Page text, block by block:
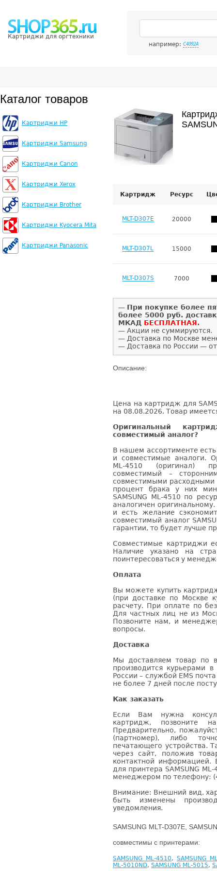
Картриджи для оргтехники
например: C4092A
Каталог товаров
Картриджи HP
Картриджи Samsung
Картриджи Canon
Картриджи Xerox
Картриджи Brother
Картриджи Kyocera Mita
Картриджи Panasonic
Картридж Ресурс
MLT-D307E 20000
MLT-D307L 15000
MLT-D307S 7000
— При покупке более
более 5000 руб.
МКАД БЕСПЛАТНАЯ.
— Акции не суммируются.
— Доставка по Москве
— Доставка по России —
Описание:
Цена на картридж для
на 08.08.2026. Товар
Оригинальный
совместимый аналог?
В нашем ассортименте
и совместимые аналоги.
ML-4510 (оригинал)
совместимый –
совместимыми расходными
процент брака у них
SAMSUNG ML-4510 по
аналогичен
и есть желание
совместимый аналог
гарантии, то будет лучше
Совместимые картриджи
Наличие указано на
поинтересоваться у
Оплата
Вы можете купить
(при доставке по Москве
расчету. При оплате по
Для частных лиц не из
Позвоните нам, и
вопросы.
Доставка
Мы доставляем товар по
производится курьерами
России – службой EMS
не более 7 дней после
Как заказать
Если Вам нужна
картридж, позвоните
Предварительно,
(партномер), либо
печатающего устройства.
через сайт, положив
контактной информацией.
для принтера SAMSUNG
менеджером по телефону:
Внимание: Внешний вид,
быть изменены
уведомления.
SAMSUNG MLT-D307E,
совместимы с принтерами:
SAMSUNG ML-4510, SAMSUNG
ML-5010ND, SAMSUNG ML-5015,